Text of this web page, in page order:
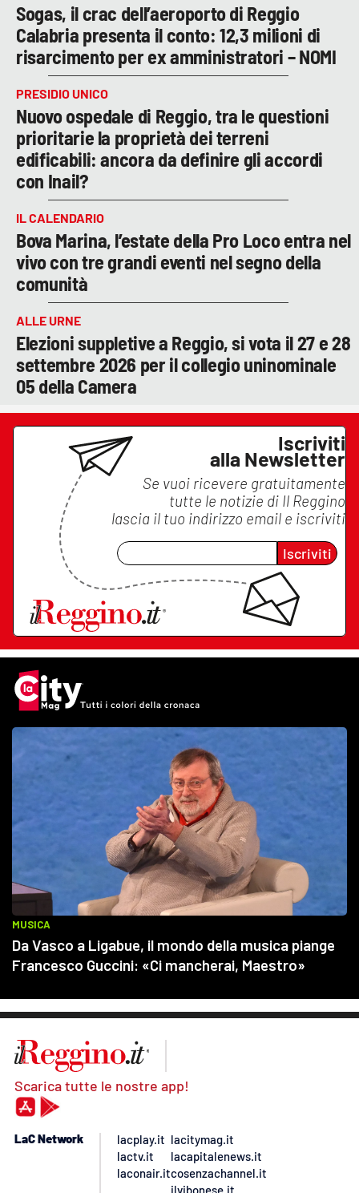
ANDROID
APPLE
Sogas, il crac dell’aeroporto di Reggio
Calabria presenta il conto: 12,3 milioni di
risarcimento per ex amministratori – NOMI
PRESIDIO UNICO
Nuovo ospedale di Reggio, tra le questioni
prioritarie la proprietà dei terreni
edificabili: ancora da definire gli accordi
con Inail?
IL CALENDARIO
Bova Marina, l’estate della Pro Loco entra nel
vivo con tre grandi eventi nel segno della
comunità
ALLE URNE
Elezioni suppletive a Reggio, si vota il 27 e 28
settembre 2026 per il collegio uninominale
05 della Camera
Iscriviti
alla Newsletter
Se vuoi ricevere gratuitamente
tutte le notizie di Il Reggino
lascia il tuo indirizzo email e iscriviti
Iscriviti
Scarica tutte le nostre app!
LaC Network
lacplay.it
lactv.it
laconair.it
lacitymag.it
lacapitalenews.it
cosenzachannel.it
ilvibonese.it